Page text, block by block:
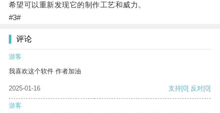
希望可以重新发现它的制作工艺和威力。
#3#
评论
游客
我喜欢这个软件 作者加油
2025-01-16 支持[0] 反对[0]
游客